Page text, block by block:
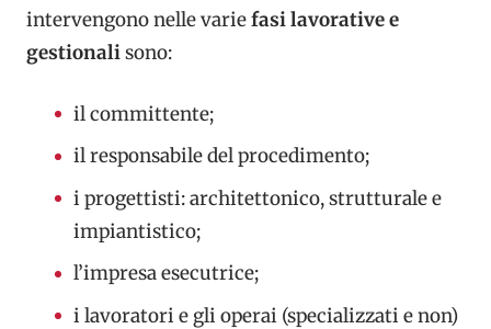
intervengono nelle variefasi lavorative e
gestionalisono:
il committente;
il responsabile del procedimento;
i progettisti: architettonico, strutturale e
impiantistico;
l’impresa esecutrice;
i lavoratori e gli operai (specializzati e non)